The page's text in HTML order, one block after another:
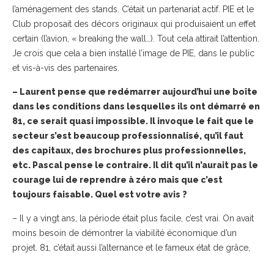
l’aménagement des stands. C’était un partenariat actif. PIE et le
Club proposait des décors originaux qui produisaient un effet
certain (l’avion, « breaking the wall…). Tout cela attirait l’attention.
Je crois que cela a bien installé l’image de PIE, dans le public
et vis-à-vis des partenaires.
– Laurent pense que redémarrer aujourd’hui une boîte
dans les conditions dans lesquelles ils ont démarré en
81, ce serait quasi impossible. Il invoque le fait que le
secteur s’est beaucoup professionnalisé, qu’il faut
des capitaux, des brochures plus professionnelles,
etc. Pascal pense le contraire. Il dit qu’il n’aurait pas le
courage lui de reprendre à zéro mais que c’est
toujours faisable. Quel est votre avis ?
– Il y a vingt ans, la période était plus facile, c’est vrai. On avait
moins besoin de démontrer la viabilité économique d’un
projet. 81, c’était aussi l’alternance et le fameux état de grâce,